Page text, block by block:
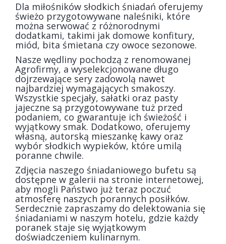
Dla miłośników słodkich śniadań oferujemy
świeżo przygotowywane naleśniki, które
można serwować z różnorodnymi
dodatkami, takimi jak domowe konfitury,
miód, bita śmietana czy owoce sezonowe.
Nasze wędliny pochodzą z renomowanej
Agrofirmy, a wyselekcjonowane długo
dojrzewające sery zadowolą nawet
najbardziej wymagających smakoszy.
Wszystkie specjały, sałatki oraz pasty
jajeczne są przygotowywane tuż przed
podaniem, co gwarantuje ich świeżość i
wyjątkowy smak. Dodatkowo, oferujemy
własną, autorską mieszankę kawy oraz
wybór słodkich wypieków, które umilą
poranne chwile.
Zdjęcia naszego śniadaniowego bufetu są
dostępne w galerii na stronie internetowej,
aby mogli Państwo już teraz poczuć
atmosferę naszych porannych posiłków.
Serdecznie zapraszamy do delektowania się
śniadaniami w naszym hotelu, gdzie każdy
poranek staje się wyjątkowym
doświadczeniem kulinarnym.